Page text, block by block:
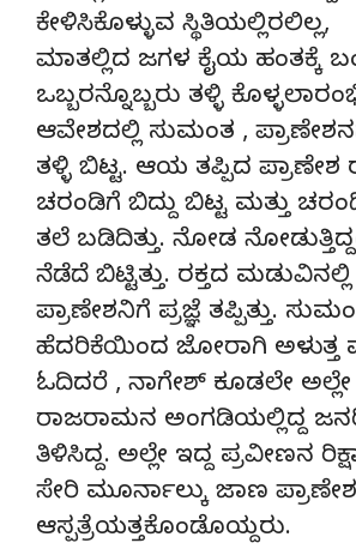
ಕೇಳಿಸಿಕೊಳ್ಳುವ ಸ್ಥಿತಿಯಲ್ಲಿರಲಿಲ್ಲ,
ಮಾತಲ್ಲಿದ ಜಗಳ ಕೈಯ ಹಂತಕ್ಕೆ
ಒಬ್ಬರನ್ನೊಬ್ಬರು ತಳ್ಳಿ
ಆವೇಶದಲ್ಲಿ ಸುಮಂತ ,
ತಳ್ಳಿ ಬಿಟ್ಟ. ಆಯ ತಪ್ಪಿದ ಪ್ರಾಣೇಶ
ಚರಂಡಿಗೆ ಬಿದ್ದು ಬಿಟ್ಟ ಮತ್ತು
ತಲೆ ಬಡಿದಿತ್ತು. ನೋಡ
ನೆಡೆದೆ ಬಿಟ್ಟಿತ್ತು. ರಕ್ತದ ಮಡುವಿನಲ್ಲಿ
ಪ್ರಾಣೇಶನಿಗೆ ಪ್ರಜ್ಞೆ ತಪ್ಪಿತ್ತು.
ಹೆದರಿಕೆಯಿಂದ ಜೋರಾಗಿ ಅಳುತ್ತ
ಓದಿದರೆ , ನಾಗೇಶ್ ಕೂಡಲೇ ಅಲ್ಲೇ
ರಾಜರಾಮನ ಅಂಗಡಿಯಲ್ಲಿದ್ದ
ತಿಳಿಸಿದ್ದ. ಅಲ್ಲೇ ಇದ್ದ ಪ್ರವೀಣನ
ಸೇರಿ ಮೂರ್ನಾಲ್ಕು ಜಾಣ
ಆಸ್ಪತ್ರೆಯತ್ತಕೊಂಡೊಯ್ದರು.